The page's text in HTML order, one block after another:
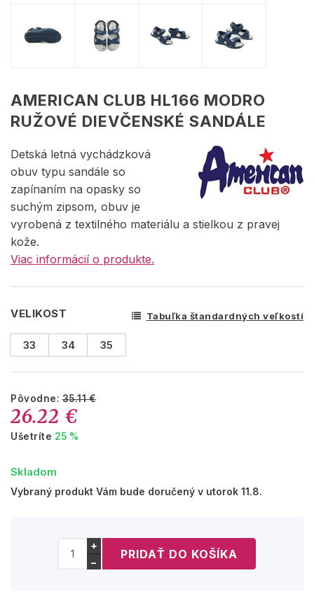
AMERICAN CLUB HL166 MODRO
RUŽOVÉ DIEVČENSKÉ SANDÁLE
Detská letná vychádzková
obuv typu sandále so
zapínaním na opasky so
suchým zipsom, obuv je
vyrobená z textilného materiálu a stielkou z pravej
kože.
Viac informácií o produkte.
VELIKOST Tabuľka štandardných veľkostí
33 34 35
Pôvodne:35.11 €
26.22 €
Ušetríte 25 %
Skladom
Vybraný produkt Vám bude doručený v utorok 11.8.
+
−